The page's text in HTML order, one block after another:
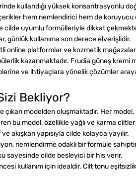
kullandığı yüksek konsantrasyonlu
hem nemlendirici hem de
uyumlu formülleriyle dikkat
günlük kullanıma son derece elverişlidir.
online platformlar ve kozmetik
kazanmaktadır. Frudia güneş
ve ihtiyaçlara yönelik çözümler
Bekliyor?
modelden oluşmaktadır. Her
bu model, özellikle yağlı ve karma
akışkan yapısıyla cilde kolayca yayılır.
nemlendirme odaklı bir formüle
sayesinde cilde besleyici bir his verir.
kullanım için idealdir. Cilt tonu